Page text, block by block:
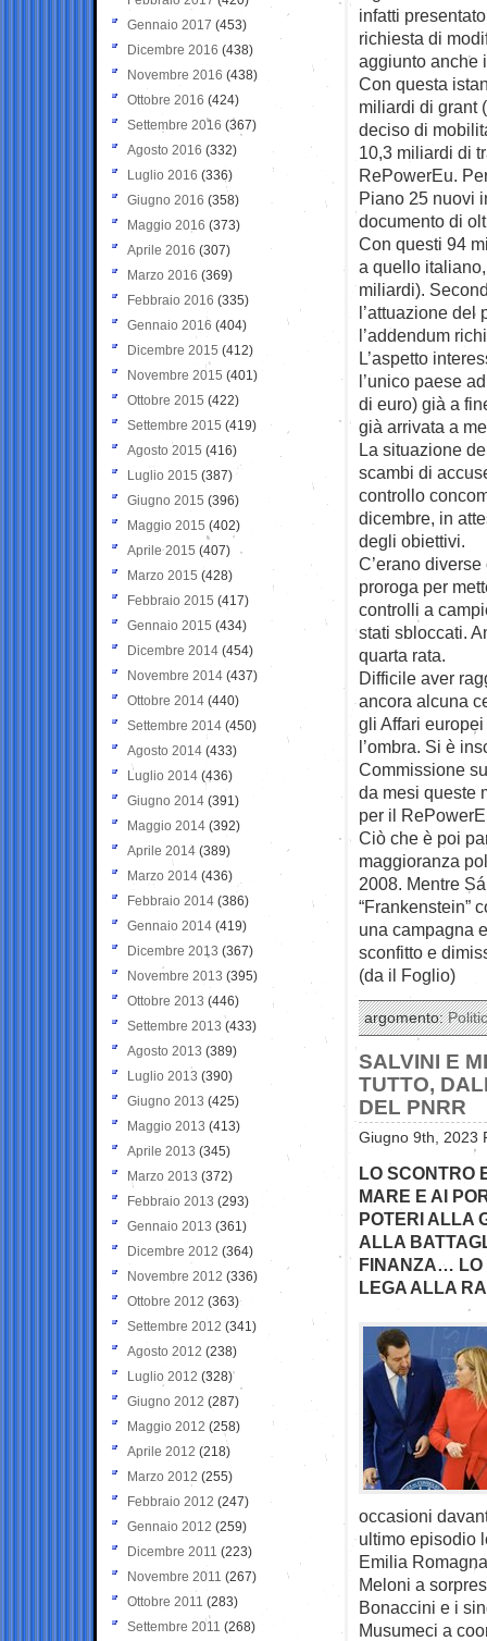
infatti
richiesta di
aggiunto anche
Con questa
miliardi di grant
deciso di
10,3 miliardi di
RePowerEu.
Piano 25 nuovi
documento di
Con questi 94
a quello
miliardi).
l’attuazione del
l’addendum
L’aspetto
l’unico paese
di euro) già a
già arrivata a
La situazione
scambi di
controllo
dicembre, in
degli obiettivi.
C’erano
proroga per
controlli a
stati sbloccati.
quarta rata.
Difficile aver
ancora alcuna
gli Affari
l’ombra. Si è
Commissione
da mesi queste
per il
Ciò che è poi
maggioranza
2008. Mentre
“Frankenstein”
una campagna
sconfitto e
(da il Foglio)
argomento:
SALVINI E
TUTTO,
DEL PNRR
Giugno 9th, 2023
LO SCONTRO
MARE E AI
POTERI ALLA
ALLA
FINANZA… LO
LEGA ALLA
occasioni
ultimo episodio
Emilia
Meloni a
Bonaccini e i
Musumeci a
Gennaio 2017 (453)
Dicembre 2016 (438)
Novembre 2016 (438)
Ottobre 2016 (424)
Settembre 2016 (367)
Agosto 2016 (332)
Luglio 2016 (336)
Giugno 2016 (358)
Maggio 2016 (373)
Aprile 2016 (307)
Marzo 2016 (369)
Febbraio 2016 (335)
Gennaio 2016 (404)
Dicembre 2015 (412)
Novembre 2015 (401)
Ottobre 2015 (422)
Settembre 2015 (419)
Agosto 2015 (416)
Luglio 2015 (387)
Giugno 2015 (396)
Maggio 2015 (402)
Aprile 2015 (407)
Marzo 2015 (428)
Febbraio 2015 (417)
Gennaio 2015 (434)
Dicembre 2014 (454)
Novembre 2014 (437)
Ottobre 2014 (440)
Settembre 2014 (450)
Agosto 2014 (433)
Luglio 2014 (436)
Giugno 2014 (391)
Maggio 2014 (392)
Aprile 2014 (389)
Marzo 2014 (436)
Febbraio 2014 (386)
Gennaio 2014 (419)
Dicembre 2013 (367)
Novembre 2013 (395)
Ottobre 2013 (446)
Settembre 2013 (433)
Agosto 2013 (389)
Luglio 2013 (390)
Giugno 2013 (425)
Maggio 2013 (413)
Aprile 2013 (345)
Marzo 2013 (372)
Febbraio 2013 (293)
Gennaio 2013 (361)
Dicembre 2012 (364)
Novembre 2012 (336)
Ottobre 2012 (363)
Settembre 2012 (341)
Agosto 2012 (238)
Luglio 2012 (328)
Giugno 2012 (287)
Maggio 2012 (258)
Aprile 2012 (218)
Marzo 2012 (255)
Febbraio 2012 (247)
Gennaio 2012 (259)
Dicembre 2011 (223)
Novembre 2011 (267)
Ottobre 2011 (283)
Settembre 2011 (268)